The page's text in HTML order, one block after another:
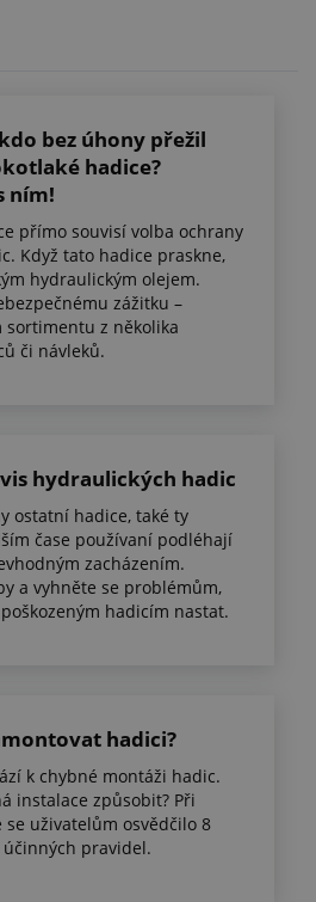
bez úhony přežil
hadice?
ním!
přímo souvisí volba ochrany
Když tato hadice praskne,
hydraulickým olejem.
zážitku –
sortimentu z několika
či návleků.
hydraulických hadic
ostatní hadice, také ty
čase používaní podléhají
zacházením.
a vyhněte se problémům,
hadicím nastat.
hadici?
k chybné montáži hadic.
instalace způsobit? Při
uživatelům osvědčilo 8
pravidel.